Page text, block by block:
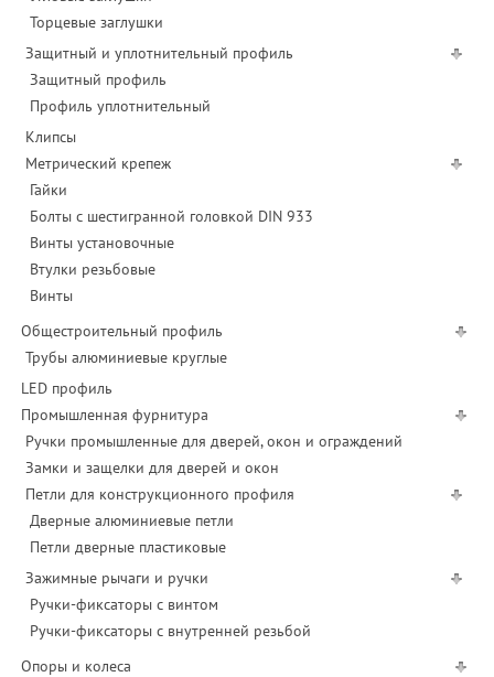
Торцевые заглушки
Защитный и уплотнительный профиль
Защитный профиль
Профиль уплотнительный
Клипсы
Метрический крепеж
Гайки
Болты с шестигранной головкой DIN 933
Винты установочные
Втулки резьбовые
Винты
Общестроительный профиль
Трубы алюминиевые круглые
LED профиль
Промышленная фурнитура
Ручки промышленные для дверей, окон и ограждений
Замки и защелки для дверей и окон
Петли для конструкционного профиля
Дверные алюминиевые петли
Петли дверные пластиковые
Зажимные рычаги и ручки
Ручки-фиксаторы c винтом
Ручки-фиксаторы c внутренней резьбой
Опоры и колеса